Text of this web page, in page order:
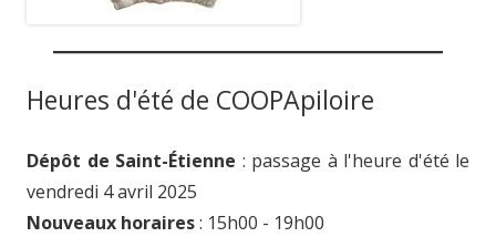
Heures d'été de COOPApiloire
Dépôt de Saint-Étienne : passage à l'heure d'été le
vendredi 4 avril 2025
Nouveaux horaires: 15h00 - 19h00